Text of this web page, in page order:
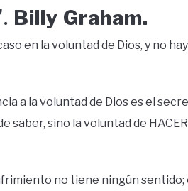
Billy Graham.
en la voluntad de Dios, y no
a la voluntad de Dios es el
saber, sino la voluntad de
no tiene ningún